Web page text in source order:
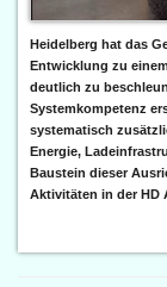
Heidelberg hat das
Entwicklung zu
deutlich zu
Systemkompetenz
systematisch
Energie,
Baustein dieser
Aktivitäten in der HD